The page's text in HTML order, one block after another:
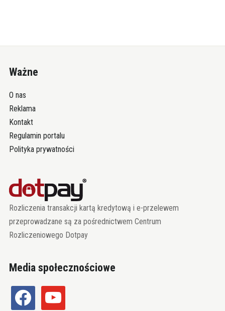
Ważne
O nas
Reklama
Kontakt
Regulamin portalu
Polityka prywatności
Rozliczenia transakcji kartą kredytową i e-przelewem
przeprowadzane są za pośrednictwem Centrum
Rozliczeniowego Dotpay
Media społecznościowe
facebook youtube